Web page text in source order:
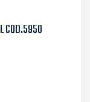
COD.5950